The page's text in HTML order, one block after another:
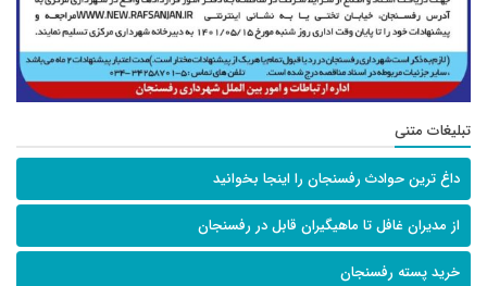
تبلیغات متنی
داغ ترین حوادث رفسنجان را اینجا بخوانید
از مدیران غافل تا ماهیگیران قابل در رفسنجان
خرید پسته رفسنجان